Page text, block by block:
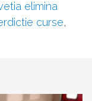
elimina
curse,